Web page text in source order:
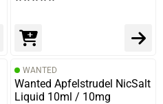
WANTED
Wanted Apfelstrudel NicSalt
Liquid 10ml / 10mg